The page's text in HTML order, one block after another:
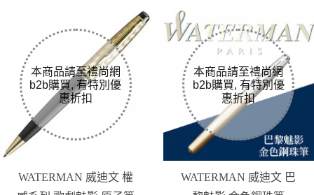
WATERMAN 威迪文 權
WATERMAN 威迪文 巴